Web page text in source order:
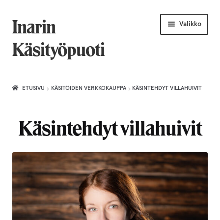
Siirry
navigointiin
Siirry
sisältöön
Inarin
Käsityöpuoti
Valikko
Joululahjat naiselle
Villahuivit
Korut
tason
valikko
Puusepäntuotteet
ETUSIVU KÄSITÖIDEN VERKKOKAUPPA KÄSINTEHDYT VILLAHUIVIT
Käsintehdyt villahuivit